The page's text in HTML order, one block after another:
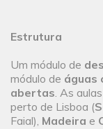
Estrutura
Um módulo de
módulo de águas
abertas. As
perto de Lisboa (
Faial), Madeira e